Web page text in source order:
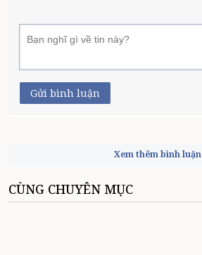
Gửi bình luận
Xem thêm bình luận
CÙNG CHUYÊN MỤC